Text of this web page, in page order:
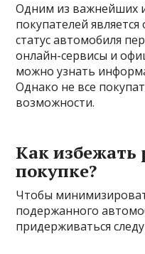
Одним из важнейших
покупателей
статус автомобиля
онлайн-сервисы и
можно узнать
Однако не все
возможности.
Как избежать
покупке?
Чтобы
подержанного
придерживаться